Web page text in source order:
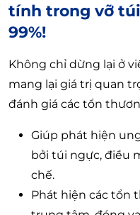
tính trong vỡ
99%!
Không chỉ dừng lại ở
mang lại giá trị quan
đánh giá các tổn
Giúp phát hiện
bởi túi ngực, điều
chế.
Phát hiện các tổn